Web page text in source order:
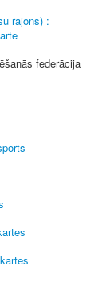
rajons) :
federācija